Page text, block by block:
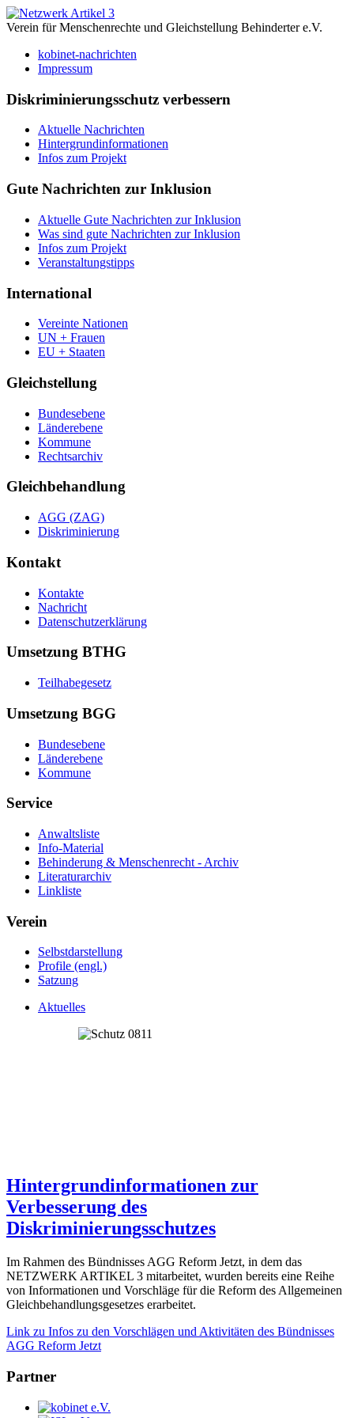
Verein für Menschenrechte und Gleichstellung Behinderter e.V.
kobinet-nachrichten
Impressum
Diskriminierungsschutz verbessern
Aktuelle Nachrichten
Hintergrundinformationen
Infos zum Projekt
Gute Nachrichten zur Inklusion
Aktuelle Gute Nachrichten zur Inklusion
Was sind gute Nachrichten zur Inklusion
Infos zum Projekt
Veranstaltungstipps
International
Vereinte Nationen
UN + Frauen
EU + Staaten
Gleichstellung
Bundesebene
Länderebene
Kommune
Rechtsarchiv
Gleichbehandlung
AGG (ZAG)
Diskriminierung
Kontakt
Kontakte
Nachricht
Datenschutzerklärung
Umsetzung BTHG
Teilhabegesetz
Umsetzung BGG
Bundesebene
Länderebene
Kommune
Service
Anwaltsliste
Info-Material
Behinderung & Menschenrecht - Archiv
Literaturarchiv
Linkliste
Verein
Selbstdarstellung
Profile (engl.)
Satzung
Aktuelles
Hintergrundinformationen zur
Verbesserung des
Diskriminierungsschutzes
Im Rahmen des Bündnisses AGG Reform Jetzt, in dem das
NETZWERK ARTIKEL 3 mitarbeitet, wurden bereits eine Reihe
von Informationen und Vorschläge für die Reform des Allgemeinen
Gleichbehandlungsgesetzes erarbeitet.
Link zu Infos zu den Vorschlägen und Aktivitäten des Bündnisses
AGG Reform Jetzt
Partner